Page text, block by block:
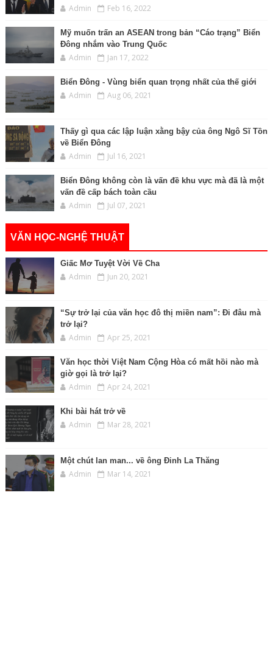
Admin Feb 16, 2022
Mỹ muốn trấn an ASEAN trong bản “Cáo trạng” Biển
Đông nhắm vào Trung Quốc
Admin Jan 17, 2022
Biển Đông - Vùng biển quan trọng nhất của thế giới
Admin Aug 06, 2021
Thấy gì qua các lập luận xằng bậy của ông Ngô Sĩ Tồn
về Biển Đông
Admin Jul 16, 2021
Biển Đông không còn là vấn đề khu vực mà đã là một
vấn đề cấp bách toàn cầu
Admin Jul 07, 2021
VĂN HỌC-NGHỆ THUẬT
Giấc Mơ Tuyệt Vời Về Cha
Admin Jun 20, 2021
“Sự trở lại của văn học đô thị miền nam”: Đi đâu mà
trở lại?
Admin Apr 25, 2021
Văn học thời Việt Nam Cộng Hòa có mất hồi nào mà
giờ gọi là trở lại?
Admin Apr 24, 2021
Khi bài hát trở về
Admin Mar 28, 2021
Một chút lan man... về ông Đinh La Thăng
Admin Mar 14, 2021